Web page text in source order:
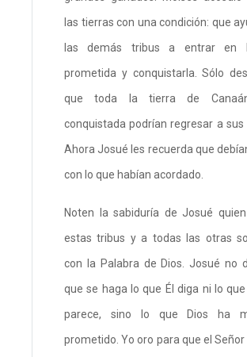
las tierras con una condición: que
las demás tribus a entrar en
prometida y conquistarla. Sólo
que toda la tierra de
conquistada podrían regresar a sus
Ahora Josué les recuerda que
con lo que habían acordado.
Noten la sabiduría de Josué
estas tribus y a todas las otras
con la Palabra de Dios. Josué no
que se haga lo que Él diga ni lo
parece, sino lo que Dios ha
prometido. Yo oro para que el Señor